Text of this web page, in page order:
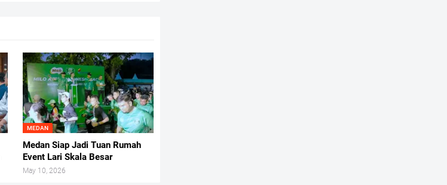
MEDAN
Medan Siap Jadi Tuan Rumah
Event Lari Skala Besar
May 10, 2026